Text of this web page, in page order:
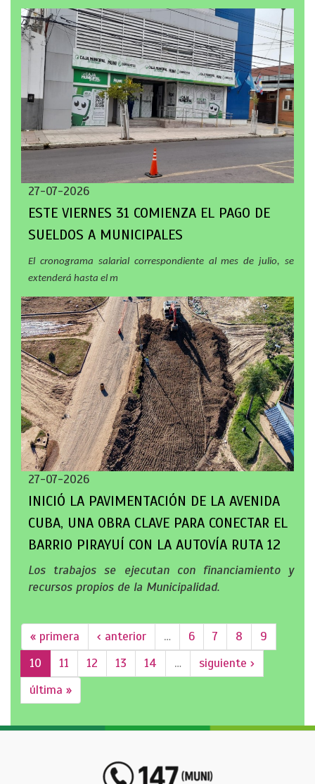
27-07-2026
ESTE VIERNES 31 COMIENZA EL PAGO DE
SUELDOS A MUNICIPALES
El cronograma salarial correspondiente al mes de julio, se
extenderá hasta el m
27-07-2026
INICIÓ LA PAVIMENTACIÓN DE LA AVENIDA
CUBA, UNA OBRA CLAVE PARA CONECTAR EL
BARRIO PIRAYUÍ CON LA AUTOVÍA RUTA 12
Los trabajos se ejecutan con financiamiento y
recursos propios de la Municipalidad.
« primera ‹ anterior … 6 7 8
9
10
11 12 13 14 …
siguiente ›
última »